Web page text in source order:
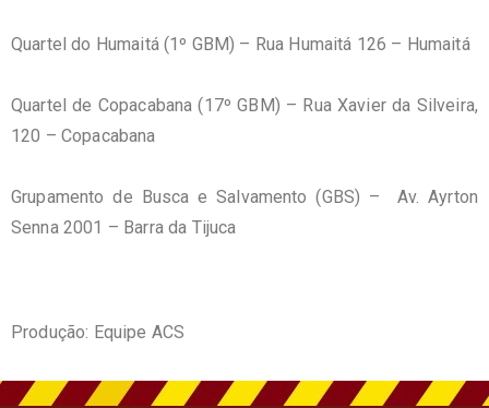
Quartel do Humaitá (1º GBM) – Rua Humaitá 126 – Humaitá
Quartel de Copacabana (17º GBM) – Rua Xavier da Silveira,
120 – Copacabana
Grupamento de Busca e Salvamento (GBS) – Av. Ayrton
Senna 2001 – Barra da Tijuca
Produção: Equipe ACS